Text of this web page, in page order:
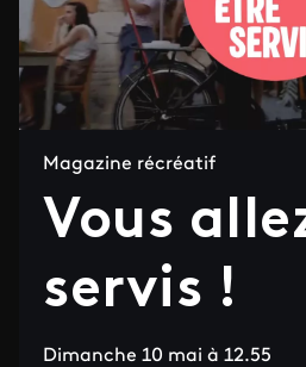
Magazine récréatif
Vous
servis !
Dimanche 10 mai à 12.55